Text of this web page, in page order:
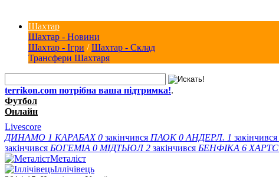
Шахтар
Шахтар - Новини
Шахтар - Ігри /Шахтар - Склад
Трансфери Шахтаря
terrikon.com потрібна ваша підтримка!.
Футбол
Онлайн
Livescore
ДИНАМО 1 КАРАБАХ 0 закінчився ПАОК 0 АНДЕРЛ. 1 закінчився
закінчився БОГЕМІА 0 МІДТЬЮЛ 2 закінчився БЕНФІКА 6 ХАРТС
Металіст
Іллічівець